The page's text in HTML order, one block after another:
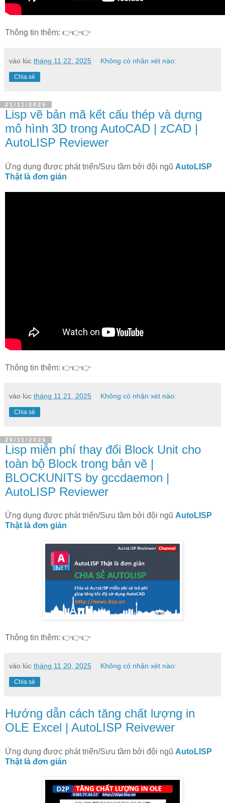
Thông tin thêm: 👉👉👉
vào lúc tháng 11 22, 2025 Không có nhận xét nào:
Chia sẻ
21/11/2025
Lisp vẽ bản mã kết cấu thép và dựng
mô hình 3D trong AutoCAD | zCAD |
AutoLISP Reviewer
Ứng dụng được phát triển/Sưu tầm bởi đội ngũ AutoLISP
Thật là đơn giản
Thông tin thêm: 👉👉👉
vào lúc tháng 11 21, 2025 Không có nhận xét nào:
Chia sẻ
20/11/2025
Lisp miễn phí thay đổi Block Unit cho
toàn bộ Block trong bản vẽ |
BLOCKUNITS by gccdaemon |
AutoLISP Reviewer
Ứng dụng được phát triển/Sưu tầm bởi đội ngũ AutoLISP
Thật là đơn giản
Thông tin thêm: 👉👉👉
vào lúc tháng 11 20, 2025 Không có nhận xét nào:
Chia sẻ
Hướng dẫn cách tăng chất lượng in
OLE Excel | AutoLISP Reivewer
Ứng dụng được phát triển/Sưu tầm bởi đội ngũ AutoLISP
Thật là đơn giản